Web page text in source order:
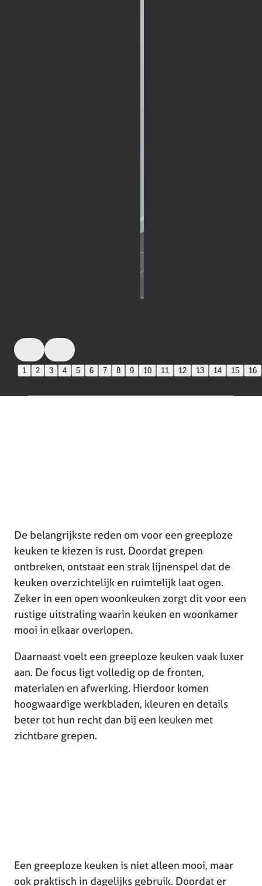
1 2 3 4 5 6 7 8 9 10 11 12 13 14 15 16
De belangrijkste reden om voor een greeploze
keuken te kiezen is rust. Doordat grepen
ontbreken, ontstaat een strak lijnenspel dat de
keuken overzichtelijk en ruimtelijk laat ogen.
Zeker in een open woonkeuken zorgt dit voor een
rustige uitstraling waarin keuken en woonkamer
mooi in elkaar overlopen.
Daarnaast voelt een greeploze keuken vaak luxer
aan. De focus ligt volledig op de fronten,
materialen en afwerking. Hierdoor komen
hoogwaardige werkbladen, kleuren en details
beter tot hun recht dan bij een keuken met
zichtbare grepen.
Een greeploze keuken is niet alleen mooi, maar
ook praktisch in dagelijks gebruik. Doordat er